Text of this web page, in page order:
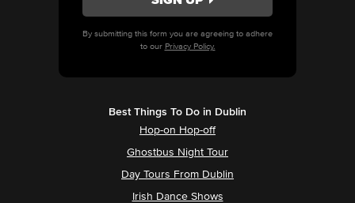
By submitting this form you are agreeing to adhere
to our Privacy Policy.
Best Things To Do in Dublin
Hop-on Hop-off
Ghostbus Night Tour
Day Tours From Dublin
Irish Dance Shows